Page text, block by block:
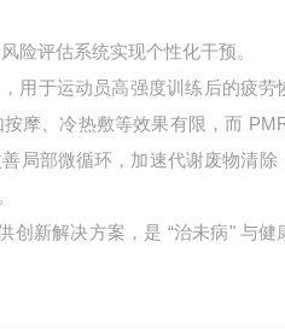
险评估系统实现个性化干预。
用于运动员高强度训练后的疲劳
摩、冷热敷等效果有限，而
局部微循环，加速代谢废物清除
创新解决方案，是 “治未病" 与健